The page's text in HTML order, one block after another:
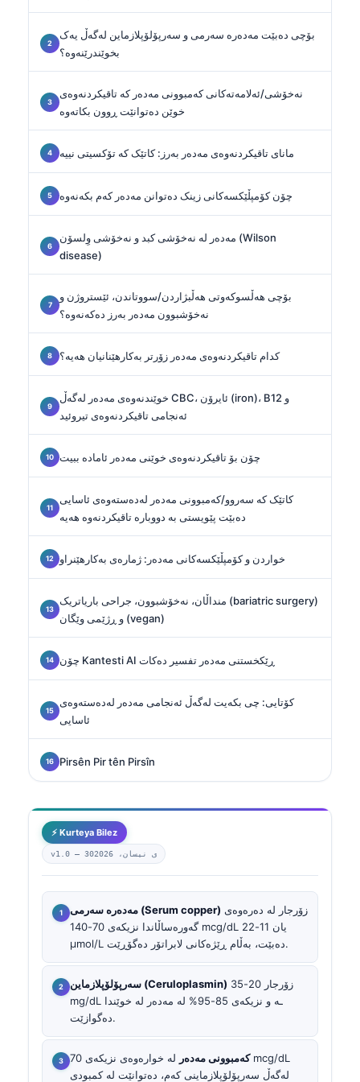
بۆچی دەبێت مەدەرە سەرمی و سەرپۆلۆپلازماین لەگەڵ یەک
بخوێندرێنەوە؟
نەخۆشی/ئەلامەتەکانی کەمبوونی مەدەر کە تاقیکردنەوەی
خوێن دەتوانێت ڕوون بکاتەوە
مانای تاقیکردنەوەی مەدەر بەرز: کاتێک کە تۆکسیتی نییە
چۆن کۆمپڵێکسەکانی زینک دەتوانن مەدەر کەم بکەنەوە
مەدەر لە نەخۆشی کبد و نەخۆشی وِلسۆن (Wilson
disease)
بۆچی هەڵسوکەوتی هەڵبژاردن/سووتاندن، ئێستروژن و
نەخۆشبوون مەدەر بەرز دەکەنەوە؟
کدام تاقیکردنەوەی مەدەر زۆرتر بەکارهێنانیان هەیە؟
خوێندنەوەی مەدەر لەگەڵ CBC، ئایرۆن (iron)، B12 و
ئەنجامی تاقیکردنەوەی تیروئید
چۆن بۆ تاقیکردنەوەی خوێنی مەدەر ئامادە ببیت
کاتێک کە سەروو/کەمبوونی مەدەر لەدەستەوەی ئاسایی
دەبێت پێویستی بە دووبارە تاقیکردنەوە هەیە
خواردن و کۆمپڵێکسەکانی مەدەر: ژمارەی بەکارهێنراو
منداڵان، نەخۆشبوون، جراحی باریاتریک (bariatric surgery)
و ڕژێمی وێگان (vegan)
چۆن Kantesti AI ڕێکخستنی مەدەر تفسیر دەکات
کۆتایی: چی بکەیت لەگەڵ ئەنجامی مەدەر لەدەستەوەی
ئاسایی
Pirsên Pir tên Pirsîn
⚡ Kurteya Bilez
v1.0 — 30ی نیسان، 2026
مەدەرە سەرمی (Serum copper)
گەورەساڵاندا نزیکەی 70-140 mcg/dL یان 11-22
µmol/L دەبێت، بەڵام ڕێژەکانی لابراتۆر دەگۆڕێت.
سەرپۆلۆپلازماین (Ceruloplasmin)
mg/dL ـە و نزیکەی 85-95% لە مەدەر لە خوێندا
دەگوازێت.
کەمبوونی مەدەر
لە خوارەوەی نزیکەی 70 mcg/dL
لەگەڵ سەرپۆلۆپلازماینی کەم، دەتوانێت لە کمبودی